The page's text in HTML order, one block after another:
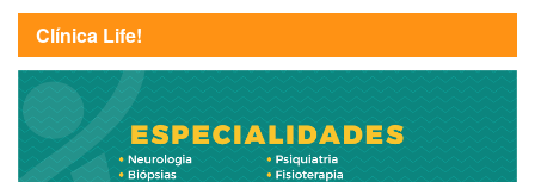
Clínica Life!